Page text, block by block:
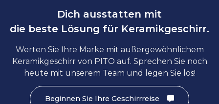
Dich ausstatten mit
die beste Lösung für Keramikgeschirr.
Werten Sie Ihre Marke mit außergewöhnlichem
Keramikgeschirr von PITO auf. Sprechen Sie noch
heute mit unserem Team und legen Sie los!
Beginnen Sie Ihre Geschirrreise